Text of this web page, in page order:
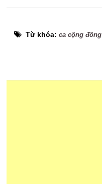
Từ khóa:ca cộng đồng